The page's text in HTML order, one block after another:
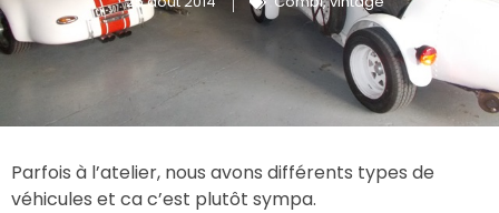
Parfois à l’atelier, nous avons différents types de
véhicules et ca c’est plutôt sympa.